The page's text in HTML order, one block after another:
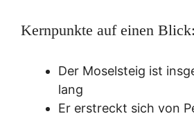
Kernpunkte auf einen Blick:
Der Moselsteig ist
lang
Er erstreckt sich von